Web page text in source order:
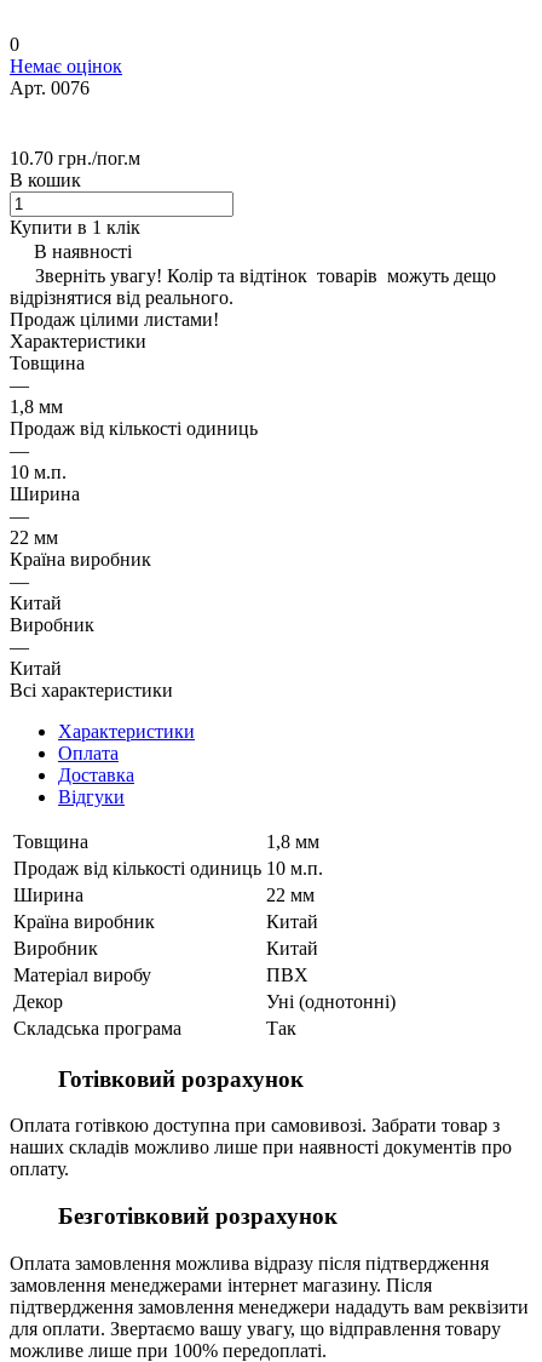
0
Немає оцінок
Арт. 0076
10.70 грн./пог.м
В кошик
Купити в 1 клік
В наявності
Зверніть увагу! Колір та відтінок товарів можуть дещо
відрізнятися від реального.
Продаж цілими листами!
Характеристики
Товщина
—
1,8 мм
Продаж від кількості одиниць
—
10 м.п.
Ширина
—
22 мм
Країна виробник
—
Китай
Виробник
—
Китай
Всі характеристики
Характеристики
Оплата
Доставка
Відгуки
Товщина
1,8 мм
Продаж від кількості одиниць 10 м.п.
Ширина
22 мм
Країна виробник
Китай
Виробник
Китай
Матеріал виробу
ПВХ
Декор
Уні (однотонні)
Складська програма
Так
Готівковий розрахунок
Оплата готівкою доступна при самовивозі. Забрати товар з
наших складів можливо лише при наявності документів про
оплату.
Безготівковий розрахунок
Оплата замовлення можлива відразу після підтвердження
замовлення менеджерами інтернет магазину. Після
підтвердження замовлення менеджери нададуть вам реквізити
для оплати. Звертаємо вашу увагу, що відправлення товару
можливе лише при 100% передоплаті.